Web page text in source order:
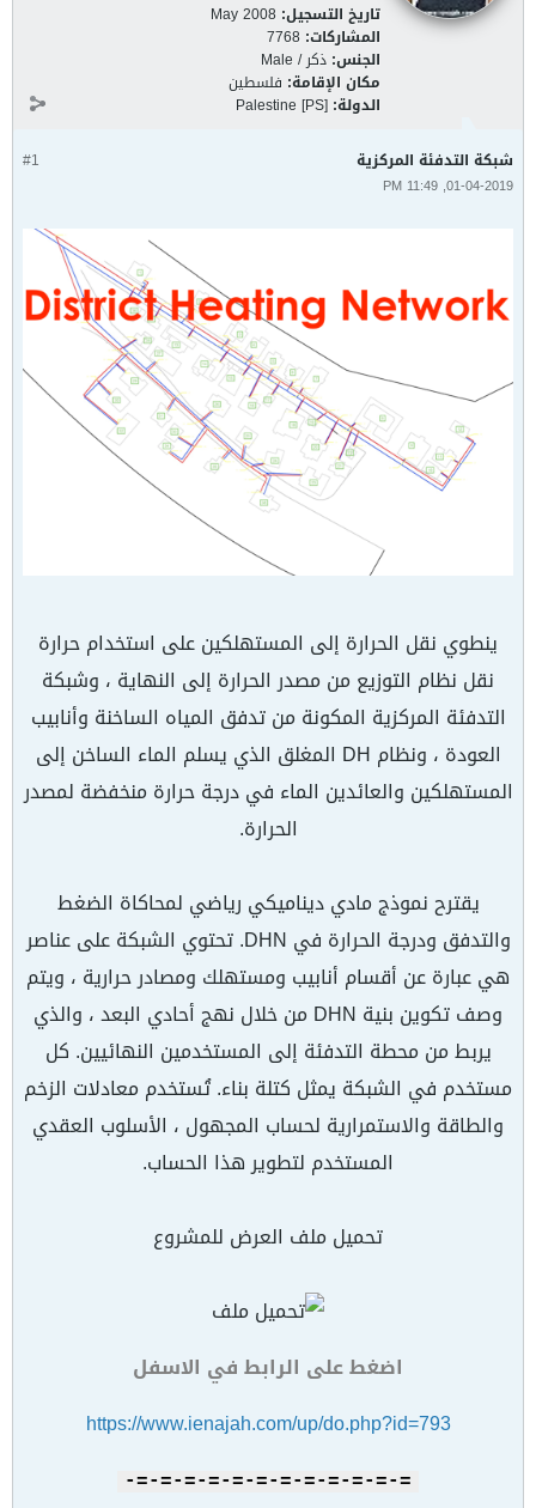
تاريخ التسجيل: May 2008
المشاركات: 7768
الجنس: ذكر / Male
مكان الإقامة: فلسطين
الدولة: Palestine [PS]
#1 شبكة التدفئة المركزية
01-04-2019, 11:49 PM
ينطوي نقل الحرارة إلى المستهلكين على استخدام حرارة
نقل نظام التوزيع من مصدر الحرارة إلى النهاية ، وشبكة
التدفئة المركزية المكونة من تدفق المياه الساخنة وأنابيب
العودة ، ونظام DH المغلق الذي يسلم الماء الساخن إلى
المستهلكين والعائدين الماء في درجة حرارة منخفضة لمصدر
الحرارة.
يقترح نموذج مادي ديناميكي رياضي لمحاكاة الضغط
والتدفق ودرجة الحرارة في DHN. تحتوي الشبكة على عناصر
هي عبارة عن أقسام أنابيب ومستهلك ومصادر حرارية ، ويتم
وصف تكوين بنية DHN من خلال نهج أحادي البعد ، والذي
يربط من محطة التدفئة إلى المستخدمين النهائيين. كل
مستخدم في الشبكة يمثل كتلة بناء. تُستخدم معادلات الزخم
والطاقة والاستمرارية لحساب المجهول ، الأسلوب العقدي
المستخدم لتطوير هذا الحساب.
تحميل ملف العرض للمشروع
اضغط على الرابط في الاسفل
https://www.ienajah.com/up/do.php?id=793
=-=-=-=-=-=-=-=-=-=-=-=-